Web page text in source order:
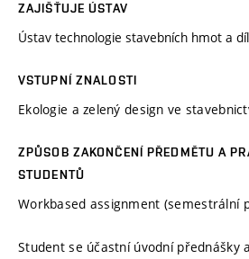
ZAJIŠŤUJE ÚSTAV
Ústav technologie stavebních hmot a
VSTUPNÍ ZNALOSTI
Ekologie a zelený design ve
ZPŮSOB ZAKONČENÍ PŘEDMĚTU A
STUDENTŮ
Workbased assignment (semestrální
Student se účastní úvodní přednášky